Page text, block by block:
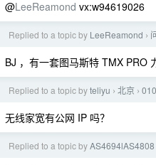
@LeeReamond vx:w94619026
Replied to a topic by LeeReamond ›
BJ ，有一套图马斯特 TMX PRO
Replied to a topic byteliyu › 北京 ›
无线家宽有公网 IP 吗？
Replied to a topic byAS4694lAS4808